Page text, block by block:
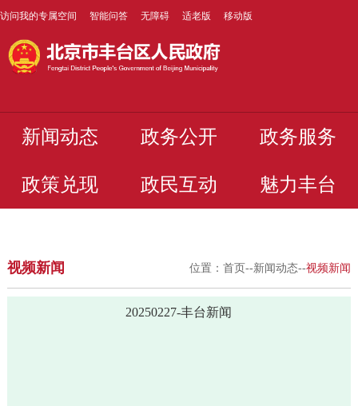
访问我的专属空间 智能问答 无障碍 适老版 移动版
新闻动态 政务公开 政务服务
政策兑现 政民互动 魅力丰台
视频新闻 位置：首页--新闻动态--视频新闻
20250227-丰台新闻